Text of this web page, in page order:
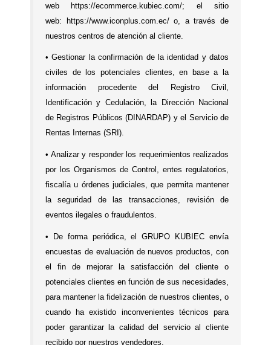
web
https://ecommerce.kubiec.com/; el sitio
web:
https://www.iconplus.com.ec/o, a través de
nuestros centros de atención al cliente.
• Gestionar la confirmación de la identidad y datos
civiles de los potenciales clientes, en base a la
información procedente del Registro Civil,
Identificación y Cedulación, la Dirección Nacional
de Registros Públicos (DINARDAP) y el Servicio de
Rentas Internas (SRI).
• Analizar y responder los requerimientos realizados
por los Organismos de Control, entes regulatorios,
fiscalía u órdenes judiciales, que permita mantener
la seguridad de las transacciones, revisión de
eventos ilegales o fraudulentos.
• De forma periódica, el GRUPO KUBIEC envía
encuestas de evaluación de nuevos productos, con
el fin de mejorar la satisfacción del cliente o
potenciales clientes en función de sus necesidades,
para mantener la fidelización de nuestros clientes, o
cuando ha existido inconvenientes técnicos para
poder garantizar la calidad del servicio al cliente
recibido por nuestros vendedores.